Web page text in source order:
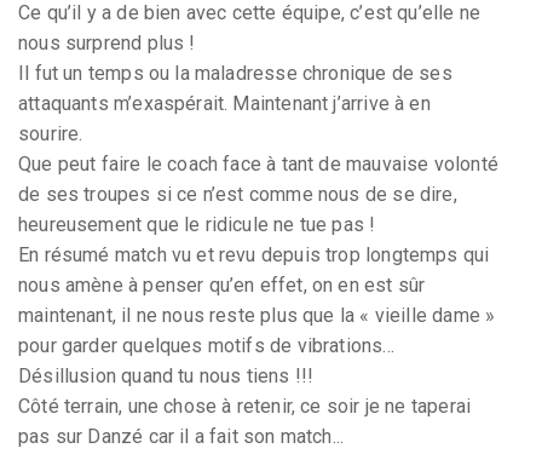
Ce qu’il y a de bien avec cette équipe, c’est qu’elle ne
nous surprend plus !
Il fut un temps ou la maladresse chronique de ses
attaquants m’exaspérait. Maintenant j’arrive à en
sourire.
Que peut faire le coach face à tant de mauvaise volonté
de ses troupes si ce n’est comme nous de se dire,
heureusement que le ridicule ne tue pas !
En résumé match vu et revu depuis trop longtemps qui
nous amène à penser qu’en effet, on en est sûr
maintenant, il ne nous reste plus que la « vieille dame »
pour garder quelques motifs de vibrations...
Désillusion quand tu nous tiens !!!
Côté terrain, une chose à retenir, ce soir je ne taperai
pas sur Danzé car il a fait son match...